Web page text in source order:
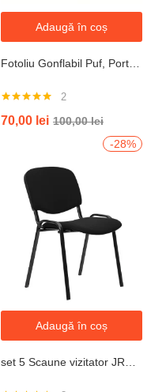
Adaugă în coș
5.00din 5
2
70,00 lei 100,00lei
-28%
Adaugă în coș